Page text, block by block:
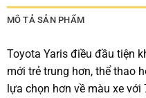
MÔ TẢ SẢN PHẨM
Toyota Yaris điều đầu tiện
mới trẻ trung hơn, thể thao
lựa chọn hơn về màu xe với